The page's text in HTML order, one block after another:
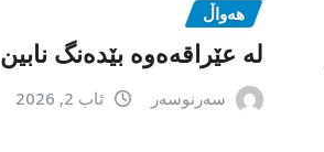
هەواڵ
لە عێراقەەوە بێدەنگ نابین
سەرنوسەر ئاب 2, 2026